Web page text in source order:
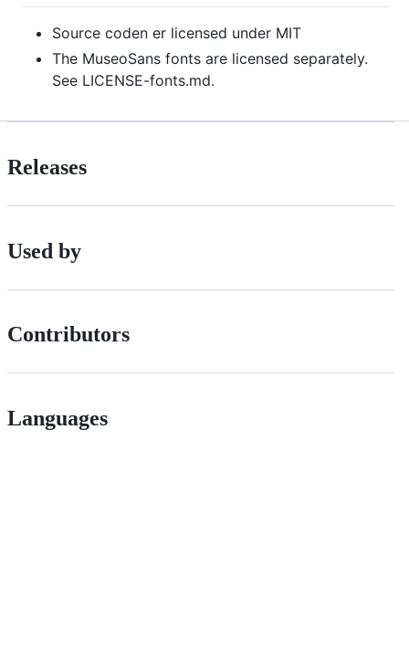
Source coden er licensed under MIT
The MuseoSans fonts are licensed separately.
See LICENSE-fonts.md.
Releases
Used by
Contributors
Languages